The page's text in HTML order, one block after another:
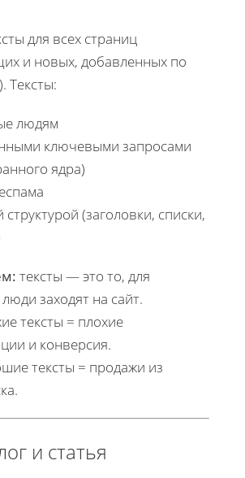
для всех страниц
и новых, добавленных по
Тексты:
людям
ключевыми запросами
ядра)
структурой (заголовки, списки,
тексты — это то, для
заходят на сайт.
тексты = плохие
и конверсия.
тексты = продажи из
и статья